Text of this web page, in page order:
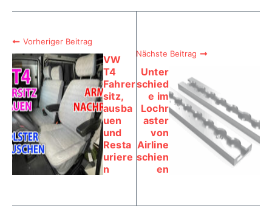
Vorheriger Beitrag
VW
T4
Fahrer
sitz,
ausba
uen
und
Resta
uriere
n
Nächste Beitrag
Unter
schied
e im
Lochr
aster
von
Airline
schien
en